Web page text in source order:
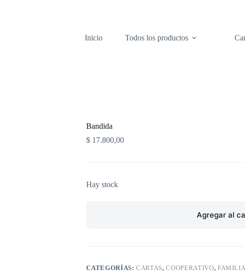
Inicio
Todos los productos
Bandida
$ 17.800,00
Hay stock
Agregar al
CATEGORÍAS:CARTAS,COOPERATIVO,